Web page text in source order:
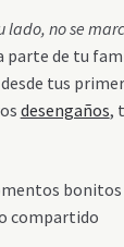
lado, no se
de tu
tus
desengaños,
bonitos
compartido